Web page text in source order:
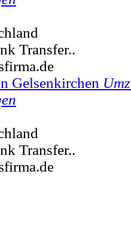
Transfer..
Gelsenkirchen
Transfer..